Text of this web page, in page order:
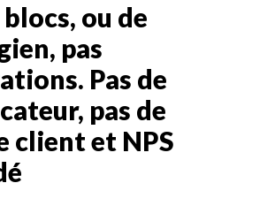
blocs, ou de
pas
Pas de
pas de
client et NPS